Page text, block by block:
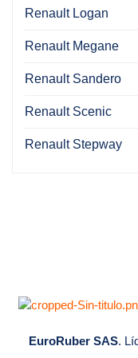
Renault Logan
Renault Megane
Renault Sandero
Renault Scenic
Renault Stepway
EuroRuber SAS.